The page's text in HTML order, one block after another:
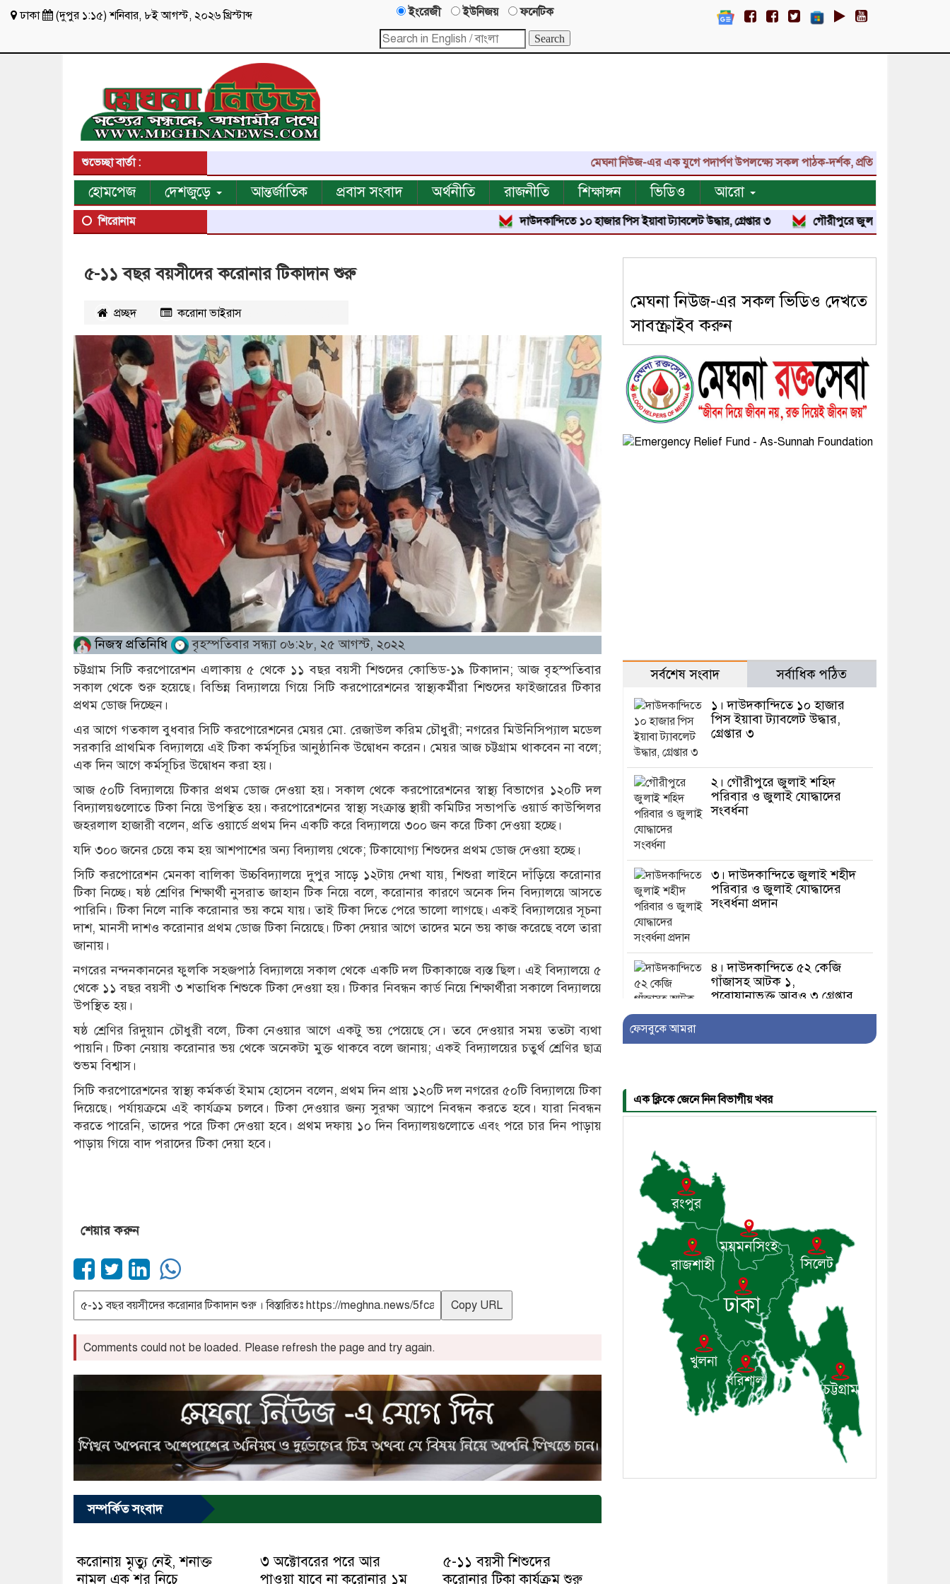
ঢাকা (দুপুর ১:১৫)শনিবার, ৮ই আগস্ট, ২০২৬ খ্রিস্টাব্দ ইংরেজী ইউনিজয় ফনেটিক
শুভেচ্ছা বার্তা : মেঘনা নিউজ-এর এক যুগে পদার্পণ উপলক্ষ্যে সকল পাঠক-দর্শক, প্রতিনিধি, শুভাকাঙ্ক্ষী,
হোমপেজ দেশজুড়ে আন্তর্জাতিক প্রবাস সংবাদ অর্থনীতি রাজনীতি শিক্ষাঙ্গন ভিডিও আরো
শিরোনাম দাউদকান্দিতে ১০ হাজার পিস ইয়াবা ট্যাবলেট উদ্ধার, গ্রেপ্তার ৩ গৌরীপুরে জুলাই শহিদ পরিবার ও জুলাই
৫-১১ বছর বয়সীদের করোনার টিকাদান শুরু
প্রচ্ছদ করোনা ভাইরাস
নিজস্ব প্রতিনিধি
বৃহস্পতিবার সন্ধ্যা ০৬:২৮, ২৫ আগস্ট, ২০২২
চট্টগ্রাম সিটি করপোরেশন এলাকায় ৫ থেকে ১১ বছর বয়সী শিশুদের কোভিড-১৯ টিকাদান; আজ বৃহস্পতিবার
সকাল থেকে শুরু হয়েছে। বিভিন্ন বিদ্যালয়ে গিয়ে সিটি করপোরেশনের স্বাস্থ্যকর্মীরা শিশুদের ফাইজারের টিকার
প্রথম ডোজ দিচ্ছেন।
এর আগে গতকাল বুধবার সিটি করপোরেশনের মেয়র মো. রেজাউল করিম চৌধুরী; নগরের মিউনিসিপ্যাল মডেল
সরকারি প্রাথমিক বিদ্যালয়ে এই টিকা কর্মসূচির আনুষ্ঠানিক উদ্বোধন করেন। মেয়র আজ চট্টগ্রাম থাকবেন না বলে;
এক দিন আগে কর্মসূচির উদ্বোধন করা হয়।
আজ ৫০টি বিদ্যালয়ে টিকার প্রথম ডোজ দেওয়া হয়। সকাল থেকে করপোরেশনের স্বাস্থ্য বিভাগের ১২০টি দল
বিদ্যালয়গুলোতে টিকা নিয়ে উপস্থিত হয়। করপোরেশনের স্বাস্থ্য সংক্রান্ত স্থায়ী কমিটির সভাপতি ওয়ার্ড কাউন্সিলর
জহরলাল হাজারী বলেন, প্রতি ওয়ার্ডে প্রথম দিন একটি করে বিদ্যালয়ে ৩০০ জন করে টিকা দেওয়া হচ্ছে।
যদি ৩০০ জনের চেয়ে কম হয় আশপাশের অন্য বিদ্যালয় থেকে; টিকাযোগ্য শিশুদের প্রথম ডোজ দেওয়া হচ্ছে।
সিটি করপোরেশন মেনকা বালিকা উচ্চবিদ্যালয়ে দুপুর সাড়ে ১২টায় দেখা যায়, শিশুরা লাইনে দাঁড়িয়ে করোনার
টিকা নিচ্ছে। ষষ্ঠ শ্রেণির শিক্ষার্থী নুসরাত জাহান টিক নিয়ে বলে, করোনার কারণে অনেক দিন বিদ্যালয়ে আসতে
পারিনি। টিকা নিলে নাকি করোনার ভয় কমে যায়। তাই টিকা দিতে পেরে ভালো লাগছে। একই বিদ্যালয়ের সূচনা
দাশ, মানসী দাশও করোনার প্রথম ডোজ টিকা নিয়েছে। টিকা দেয়ার আগে তাদের মনে ভয় কাজ করেছে বলে তারা
জানায়।
নগরের নন্দনকাননের ফুলকি সহজপাঠ বিদ্যালয়ে সকাল থেকে একটি দল টিকাকাজে ব্যস্ত ছিল। এই বিদ্যালয়ে ৫
থেকে ১১ বছর বয়সী ৩ শতাধিক শিশুকে টিকা দেওয়া হয়। টিকার নিবন্ধন কার্ড নিয়ে শিক্ষার্থীরা সকালে বিদ্যালয়ে
উপস্থিত হয়।
ষষ্ঠ শ্রেণির রিদুয়ান চৌধুরী বলে, টিকা নেওয়ার আগে একটু ভয় পেয়েছে সে। তবে দেওয়ার সময় ততটা ব্যথা
পায়নি। টিকা নেয়ায় করোনার ভয় থেকে অনেকটা মুক্ত থাকবে বলে জানায়; একই বিদ্যালয়ের চতুর্থ শ্রেণির ছাত্র
শুভম বিশ্বাস।
সিটি করপোরেশনের স্বাস্থ্য কর্মকর্তা ইমাম হোসেন বলেন, প্রথম দিন প্রায় ১২০টি দল নগরের ৫০টি বিদ্যালয়ে টিকা
দিয়েছে। পর্যায়ক্রমে এই কার্যক্রম চলবে। টিকা দেওয়ার জন্য সুরক্ষা অ্যাপে নিবন্ধন করতে হবে। যারা নিবন্ধন
করতে পারেনি, তাদের পরে টিকা দেওয়া হবে। প্রথম দফায় ১০ দিন বিদ্যালয়গুলোতে এবং পরে চার দিন পাড়ায়
পাড়ায় গিয়ে বাদ পরাদের টিকা দেয়া হবে।
শেয়ার করুন
Copy URL
Comments could not be loaded. Please refresh the page and try again.
সম্পর্কিত সংবাদ
করোনায় মৃত্যু নেই, শনাক্ত
নামল এক শর নিচে
৩ অক্টোবরের পরে আর
পাওয়া যাবে না করোনার ১ম
৫-১১ বয়সী শিশুদের
করোনার টিকা কার্যক্রম শুরু
মেঘনা নিউজ-এর সকল ভিডিও দেখতে
সাবস্ক্রাইব করুন
সর্বশেষ সংবাদ সর্বাধিক পঠিত
১। দাউদকান্দিতে ১০ হাজার
পিস ইয়াবা ট্যাবলেট উদ্ধার,
গ্রেপ্তার ৩
২। গৌরীপুরে জুলাই শহিদ
পরিবার ও জুলাই যোদ্ধাদের
সংবর্ধনা
৩। দাউদকান্দিতে জুলাই শহীদ
পরিবার ও জুলাই যোদ্ধাদের
সংবর্ধনা প্রদান
৪। দাউদকান্দিতে ৫২ কেজি
গাঁজাসহ আটক ১,
পরোয়ানাভুক্ত আরও ৩ গ্রেপ্তার
৬। জেলা পুলিশ সুপার থেকে
সম্মাননা পেলেন দাউদকান্দি
মডেল থানার এএসআই সজল
৭। দাউদকান্দিতে উপজেলা
আইন-শৃঙ্খলা কমিটির মাসিক
সভা অনুষ্ঠিত
৮। দাউদকান্দিতে মুচি
সম্প্রদায়ের খোঁজখবর নিলেন ড.
খন্দকার মারুফ হোসেন
৯। মেঘনায় আইন-শৃঙ্খলা
কমিটির মাসিক সভা অনুষ্ঠিত
১০। জাতীয় নেতা ড. খন্দকার
মোশাররফ হোসেনের মূল্যায়ন
কোথায় এবং একটি বিশ্লেষণ
ফেসবুকে আমরা
এক ক্লিকে জেনে নিন বিভাগীয় খবর